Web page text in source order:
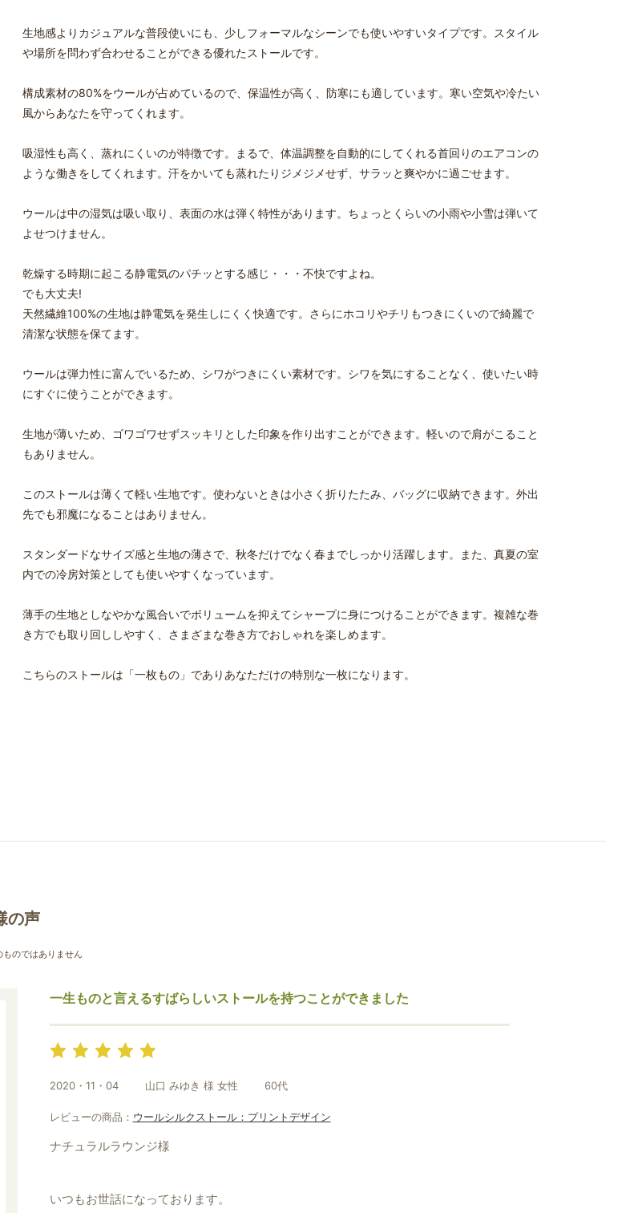
生地感よりカジュアルな普段使いにも、少しフォーマルなシーンでも使いやすいタイプです。スタイル
や場所を問わず合わせることができる優れたストールです。
構成素材の80%をウールが占めているので、保温性が高く、防寒にも適しています。寒い空気や冷たい
風からあなたを守ってくれます。
吸湿性も高く、蒸れにくいのが特徴です。まるで、体温調整を自動的にしてくれる首回りのエアコンの
ような働きをしてくれます。汗をかいても蒸れたりジメジメせず、サラッと爽やかに過ごせます。
ウールは中の湿気は吸い取り、表面の水は弾く特性があります。ちょっとくらいの小雨や小雪は弾いて
よせつけません。
乾燥する時期に起こる静電気のパチッとする感じ・・・不快ですよね。
でも大丈夫!
天然繊維100%の生地は静電気を発生しにくく快適です。さらにホコリやチリもつきにくいので綺麗で
清潔な状態を保てます。
ウールは弾力性に富んでいるため、シワがつきにくい素材です。シワを気にすることなく、使いたい時
にすぐに使うことができます。
生地が薄いため、ゴワゴワせずスッキリとした印象を作り出すことができます。軽いので肩がこること
もありません。
このストールは薄くて軽い生地です。使わないときは小さく折りたたみ、バッグに収納できます。外出
先でも邪魔になることはありません。
スタンダードなサイズ感と生地の薄さで、秋冬だけでなく春までしっかり活躍します。また、真夏の室
内での冷房対策としても使いやすくなっています。
薄手の生地としなやかな風合いでボリュームを抑えてシャープに身につけることができます。複雑な巻
き方でも取り回ししやすく、さまざまな巻き方でおしゃれを楽しめます。
こちらのストールは「一枚もの」でありあなただけの特別な一枚になります。
の声
のではありません
一生ものと言えるすばらしいストールを持つことができました
2020・11・04 山口 みゆき 様 女性 60代
レビューの商品： ウールシルクストール：プリントデザイン
ナチュラルラウンジ様
いつもお世話になっております。